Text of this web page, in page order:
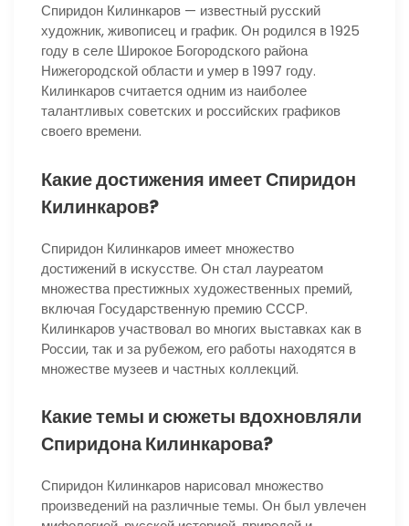
Спиридон Килинкаров — известный русский
художник, живописец и график. Он родился в 1925
году в селе Широкое Богородского района
Нижегородской области и умер в 1997 году.
Килинкаров считается одним из наиболее
талантливых советских и российских графиков
своего времени.
Какие достижения имеет Спиридон
Килинкаров?
Спиридон Килинкаров имеет множество
достижений в искусстве. Он стал лауреатом
множества престижных художественных премий,
включая Государственную премию СССР.
Килинкаров участвовал во многих выставках как в
России, так и за рубежом, его работы находятся в
множестве музеев и частных коллекций.
Какие темы и сюжеты вдохновляли
Спиридона Килинкарова?
Спиридон Килинкаров нарисовал множество
произведений на различные темы. Он был увлечен